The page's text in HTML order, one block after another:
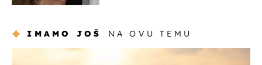
IMAMO JOŠ NA OVU TEMU